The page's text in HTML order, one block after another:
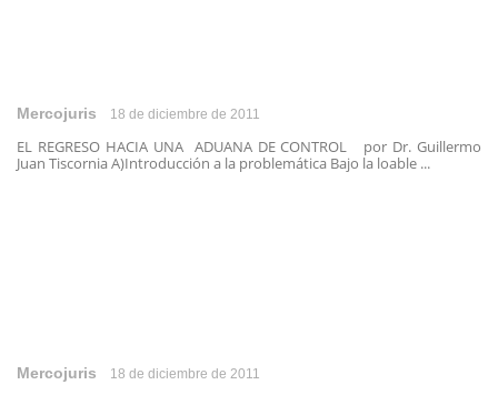
Mercojuris 18 de diciembre de 2011
EL REGRESO HACIA UNA ADUANA DE CONTROL por Dr. Guillermo
Juan Tiscornia A)Introducción a la problemática Bajo la loable ...
Mercojuris 18 de diciembre de 2011